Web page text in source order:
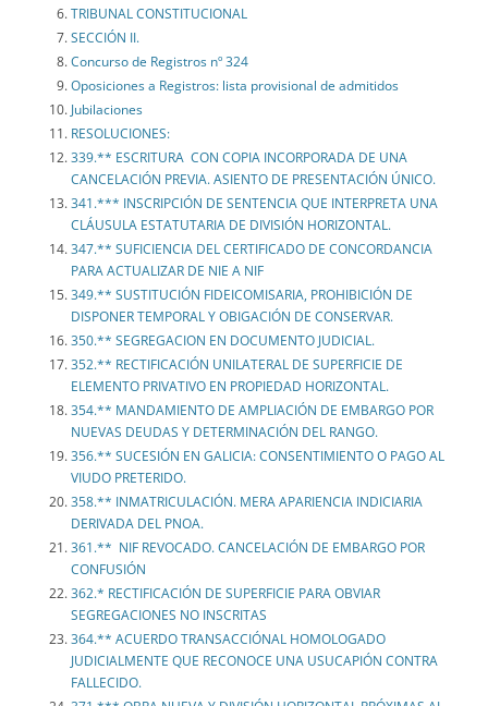
TRIBUNAL CONSTITUCIONAL
SECCIÓN II.
Concurso de Registros nº 324
Oposiciones a Registros: lista provisional de admitidos
Jubilaciones
RESOLUCIONES:
339.** ESCRITURA CON COPIA INCORPORADA DE UNA
CANCELACIÓN PREVIA. ASIENTO DE PRESENTACIÓN ÚNICO.
341.*** INSCRIPCIÓN DE SENTENCIA QUE INTERPRETA UNA
CLÁUSULA ESTATUTARIA DE DIVISIÓN HORIZONTAL.
347.** SUFICIENCIA DEL CERTIFICADO DE CONCORDANCIA
PARA ACTUALIZAR DE NIE A NIF
349.** SUSTITUCIÓN FIDEICOMISARIA, PROHIBICIÓN DE
DISPONER TEMPORAL Y OBIGACIÓN DE CONSERVAR.
350.** SEGREGACION EN DOCUMENTO JUDICIAL.
352.** RECTIFICACIÓN UNILATERAL DE SUPERFICIE DE
ELEMENTO PRIVATIVO EN PROPIEDAD HORIZONTAL.
354.** MANDAMIENTO DE AMPLIACIÓN DE EMBARGO POR
NUEVAS DEUDAS Y DETERMINACIÓN DEL RANGO.
356.** SUCESIÓN EN GALICIA: CONSENTIMIENTO O PAGO AL
VIUDO PRETERIDO.
358.** INMATRICULACIÓN. MERA APARIENCIA INDICIARIA
DERIVADA DEL PNOA.
361.** NIF REVOCADO. CANCELACIÓN DE EMBARGO POR
CONFUSIÓN
362.* RECTIFICACIÓN DE SUPERFICIE PARA OBVIAR
SEGREGACIONES NO INSCRITAS
364.** ACUERDO TRANSACCIÓNAL HOMOLOGADO
JUDICIALMENTE QUE RECONOCE UNA USUCAPIÓN CONTRA
FALLECIDO.